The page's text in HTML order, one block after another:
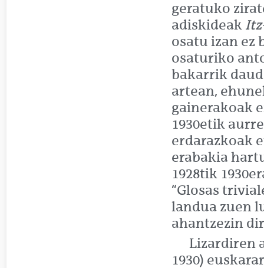
geratuko
adiskideak
osatu izan ez
osaturiko
bakarrik
artean,
gainerakoak
1930etik
erdarazkoak
erabakia
1928tik
“Glosas
landua zuen
ahantzezin
Lizardiren
1930)